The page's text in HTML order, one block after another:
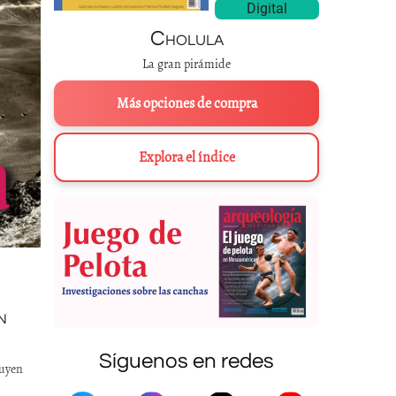
Digital
Cholula
La gran pirámide
Más opciones de compra
Explora el índice
Síguenos en redes